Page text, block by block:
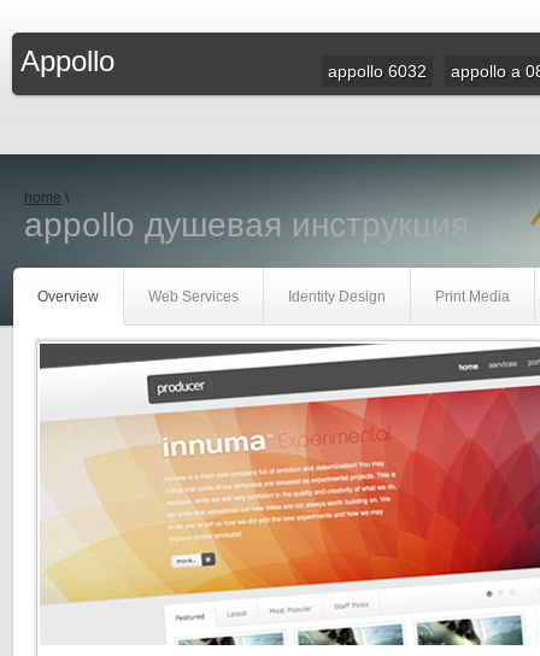
Appollo appollo 6032 appollo a
home \
appollo душевая инструкция
Overview Web Services Identity Design Print Media